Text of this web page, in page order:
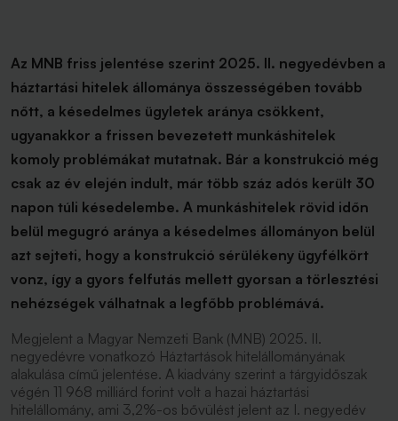
Az MNB friss jelentése szerint 2025. II. negyedévben a
háztartási hitelek állománya összességében tovább
nőtt, a késedelmes ügyletek aránya csökkent,
ugyanakkor a frissen bevezetett munkáshitelek
komoly problémákat mutatnak. Bár a konstrukció még
csak az év elején indult, már több száz adós került 30
napon túli késedelembe. A munkáshitelek rövid időn
belül megugró aránya a késedelmes állományon belül
azt sejteti, hogy a konstrukció sérülékeny ügyfélkört
vonz, így a gyors felfutás mellett gyorsan a törlesztési
nehézségek válhatnak a legfőbb problémává.
Megjelent a Magyar Nemzeti Bank (MNB) 2025. II.
negyedévre vonatkozó Háztartások hitelállományának
alakulása című jelentése. A kiadvány szerint a tárgyidőszak
végén 11 968 milliárd forint volt a hazai háztartási
hitelállomány, ami 3,2%-os bővülést jelent az I. negyedév